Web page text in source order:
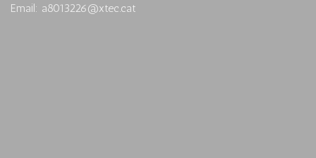
Email: a8013226@xtec.cat